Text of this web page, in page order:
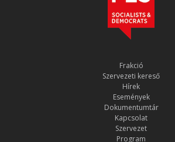
Frakció
Szervezeti kereső
Hírek
Események
Dokumentumtár
Kapcsolat
Szervezet
Program